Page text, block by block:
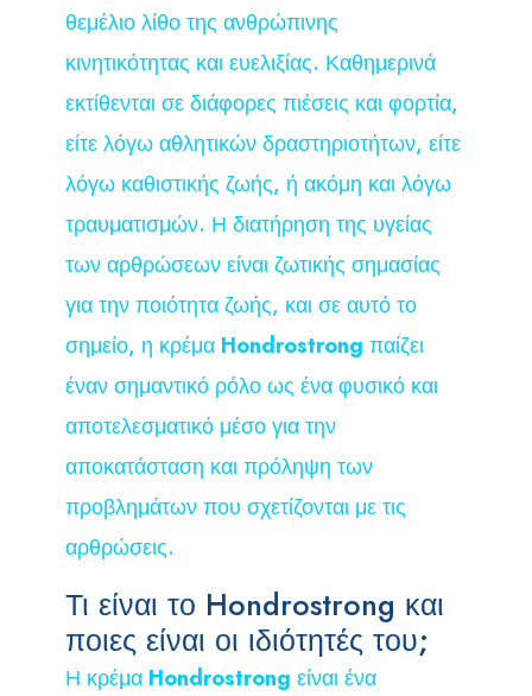
θεμέλιο λίθο της ανθρώπινης
κινητικότητας και ευελιξίας. Καθημερινά
εκτίθενται σε διάφορες πιέσεις και φορτία,
είτε λόγω αθλητικών δραστηριοτήτων, είτε
λόγω καθιστικής ζωής, ή ακόμη και λόγω
τραυματισμών. Η διατήρηση της υγείας
των αρθρώσεων είναι ζωτικής σημασίας
για την ποιότητα ζωής, και σε αυτό το
σημείο, η κρέμα Hondrostrong παίζει
έναν σημαντικό ρόλο ως ένα φυσικό και
αποτελεσματικό μέσο για την
αποκατάσταση και πρόληψη των
προβλημάτων που σχετίζονται με τις
αρθρώσεις.
Τι είναι το Hondrostrong και
ποιες είναι οι ιδιότητές του;
Η κρέμα Hondrostrong είναι ένα